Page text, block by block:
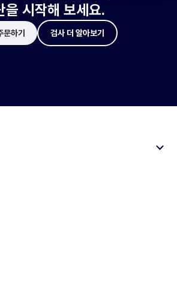
을 시작해 보세요.
문하기 검사 더 알아보기